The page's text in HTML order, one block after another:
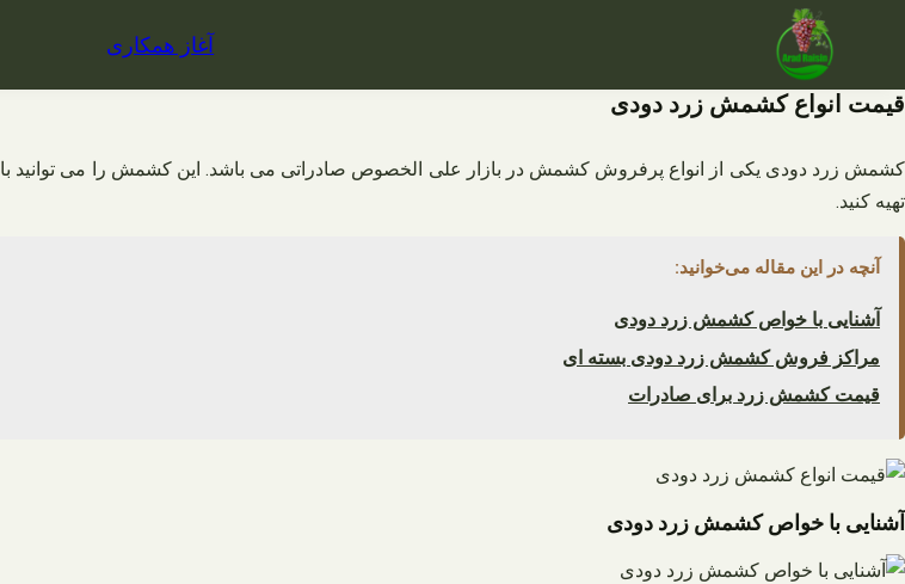
آغاز همکاری
قیمت انواع کشمش زرد دودی
کشمش زرد دودی یکی از انواع پرفروش کشمش در بازار علی الخصوص صادراتی می باشد. این کشمش را می توانید با
تهیه کنید.
آنچه در این مقاله می‌خوانید:
آشنایی با خواص کشمش زرد دودی
مراکز فروش کشمش زرد دودی بسته ای
قیمت کشمش زرد برای صادرات
آشنایی با خواص کشمش زرد دودی